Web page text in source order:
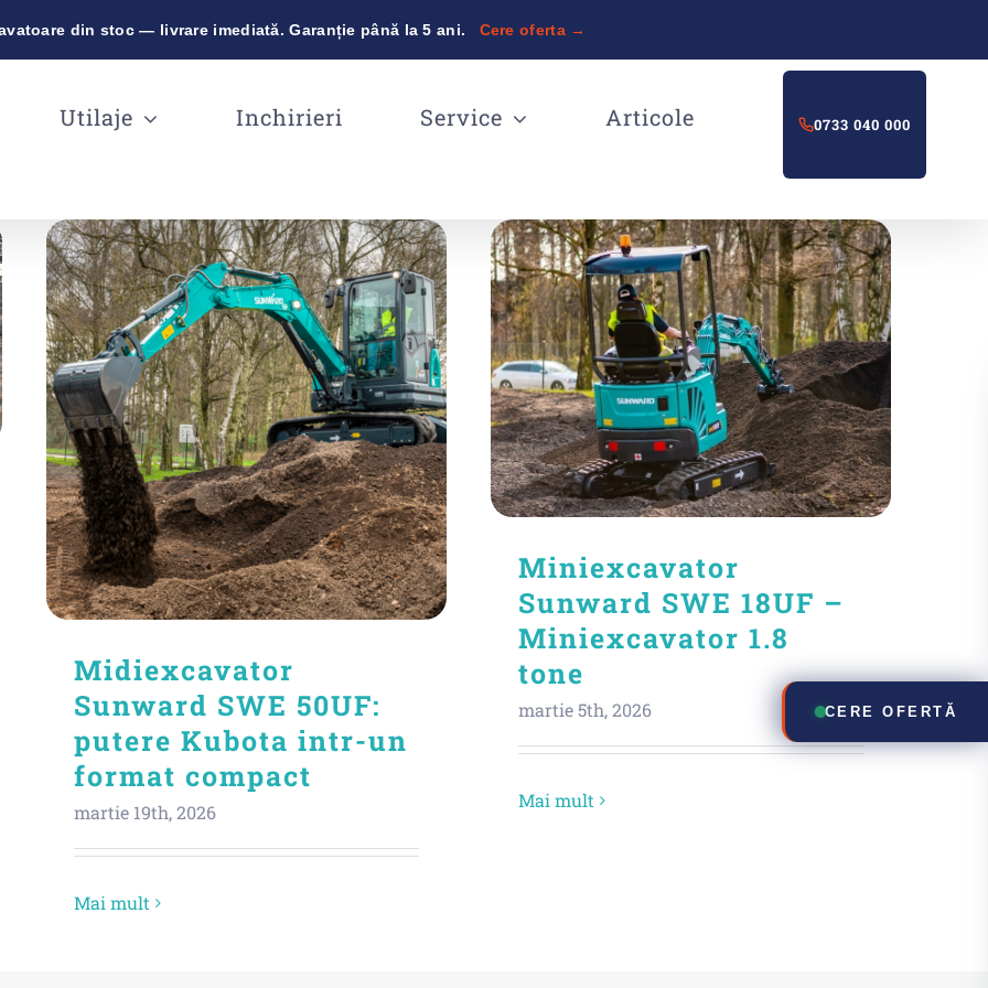
din stoc — livrare imediată. Garanție până la 5 ani. Cere oferta →
Utilaje Inchirieri Service Articole 0733 040 000
Midiexcavator
Sunward SWE 50UF:
putere Kubota intr-un
format compact
martie 19th, 2026
Mai mult
Miniexcavator
Sunward SWE 18UF –
Miniexcavator 1.8
tone
martie 5th, 2026
Mai mult
CERE OFERTĂ